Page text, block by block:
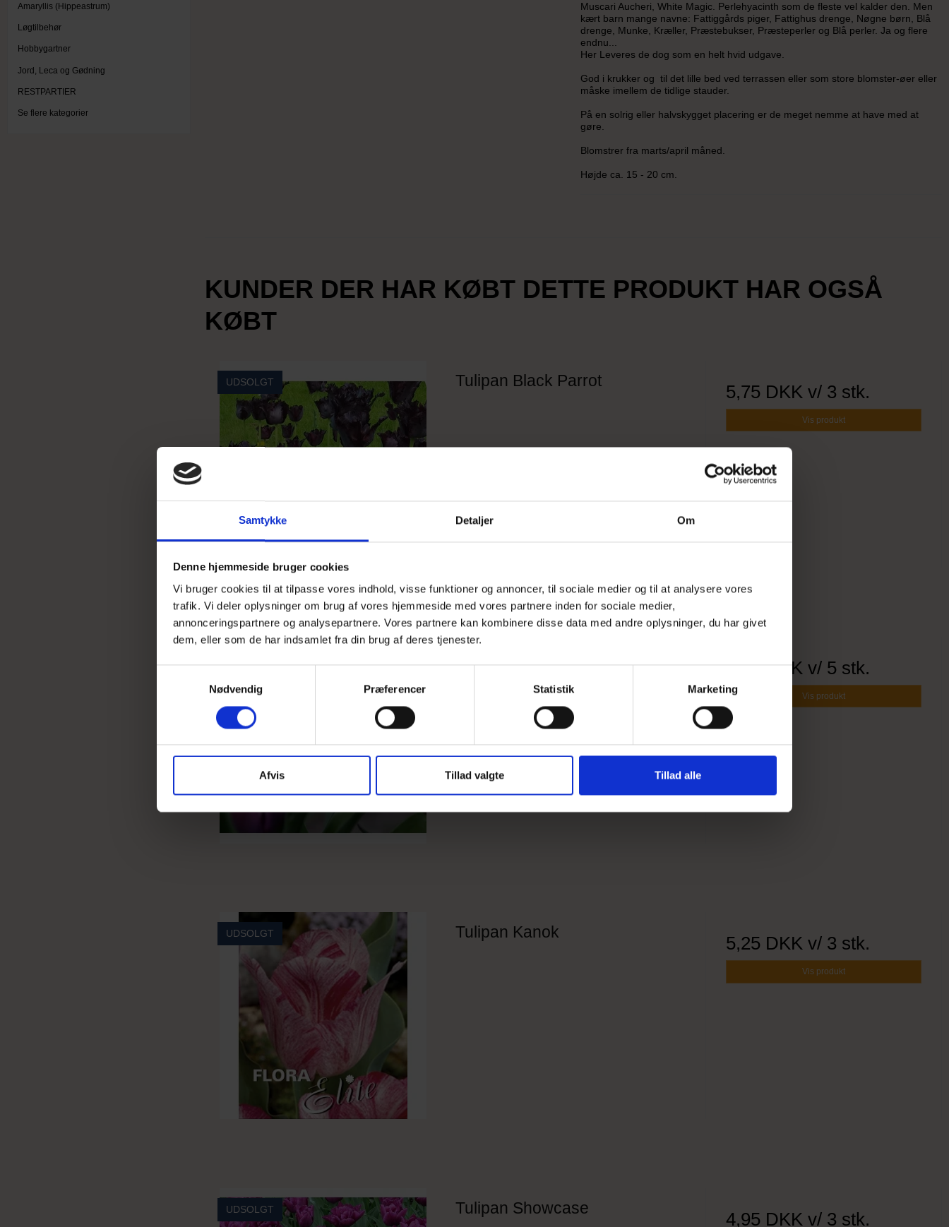
Samtykke Detaljer Om
Denne hjemmeside bruger cookies
Vi bruger cookies til at tilpasse vores indhold, visse funktioner og annoncer, til sociale medier og til at analysere vores
trafik. Vi deler oplysninger om brug af vores hjemmeside med vores partnere inden for sociale medier,
annonceringspartnere og analysepartnere. Vores partnere kan kombinere disse data med andre oplysninger, du har givet
dem, eller som de har indsamlet fra din brug af deres tjenester.
v
Nødvendig Præferencer Statistik Marketing
Afvis Tillad valgte Tillad alle
Amaryllis (Hippeastrum)
Løgtilbehør
Hobbygartner
Jord, Leca og Gødning
RESTPARTIER
Se flere kategorier
Muscari Aucheri, White Magic. Perlehyacinth som de fleste vel kalder den. Men
kært barn mange navne: Fattiggårds piger, Fattighus drenge, Nøgne børn, Blå
drenge, Munke, Kræller, Præstebukser, Præsteperler og Blå perler. Ja og flere
endnu...
Her Leveres de dog som en helt hvid udgave.
God i krukker og til det lille bed ved terrassen eller som store blomster-øer eller
måske imellem de tidlige stauder.
På en solrig eller halvskygget placering er de meget nemme at have med at
gøre.
Blomstrer fra marts/april måned.
Højde ca. 15 - 20 cm.
KUNDER DER HAR KØBT DETTE PRODUKT HAR OGSÅ
KØBT
UDSOLGT Tulipan Black Parrot
5,75 DKK v/ 3 stk.
Vis produkt
3,60 DKK v/ 5 stk.
Vis produkt
UDSOLGT Tulipan Kanok
5,25 DKK v/ 3 stk.
Vis produkt
UDSOLGT Tulipan Showcase
4,95 DKK v/ 3 stk.